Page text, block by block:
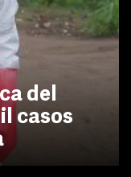
del
casos